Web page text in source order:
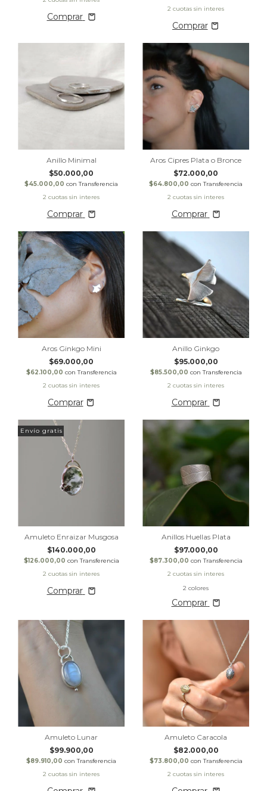
Comprar
Anillo Minimal
$50.000,00
$45.000,00 con Transferencia
Comprar
Aros Cipres Plata o Bronce
$72.000,00
$64.800,00 con Transferencia
Comprar
Aros Ginkgo Mini
$69.000,00
$62.100,00 con Transferencia
Anillo Ginkgo
$95.000,00
$85.500,00 con Transferencia
Comprar
Envío gratis
Amuleto Enraizar Musgosa
$140.000,00
$126.000,00 con Transferencia
Comprar
Anillos Huellas Plata
$97.000,00
$87.300,00 con Transferencia
2 colores
Comprar
Amuleto Lunar
$99.900,00
$89.910,00 con Transferencia
Amuleto Caracola
$82.000,00
$73.800,00 con Transferencia